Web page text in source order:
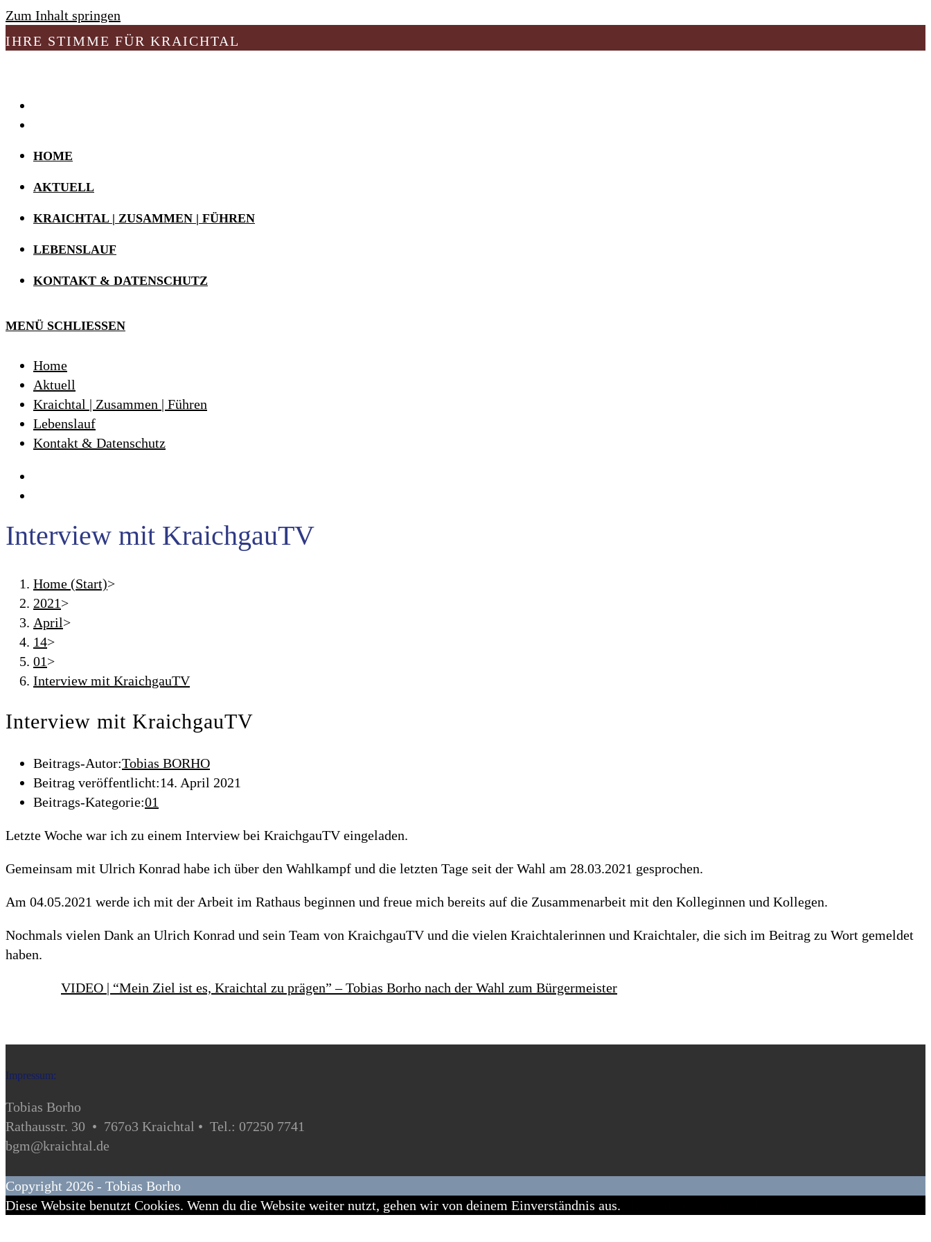
Zum Inhalt springen
IHRE STIMME FÜR KRAICHTAL
HOME
AKTUELL
KRAICHTAL | ZUSAMMEN | FÜHREN
LEBENSLAUF
KONTAKT & DATENSCHUTZ
MENÜ SCHLIESSEN
Home
Aktuell
Kraichtal | Zusammen | Führen
Lebenslauf
Kontakt & Datenschutz
Interview mit KraichgauTV
Home (Start)>
2021>
April>
14>
01>
Interview mit KraichgauTV
Interview mit KraichgauTV
Beitrags-Autor:Tobias BORHO
Beitrag veröffentlicht:14. April 2021
Beitrags-Kategorie:01
Letzte Woche war ich zu einem Interview bei KraichgauTV eingeladen.
Gemeinsam mit Ulrich Konrad habe ich über den Wahlkampf und die letzten Tage seit der Wahl am 28.03.2021 gesprochen.
Am 04.05.2021 werde ich mit der Arbeit im Rathaus beginnen und freue mich bereits auf die Zusammenarbeit mit den Kolleginnen und Kollegen.
Nochmals vielen Dank an Ulrich Konrad und sein Team von KraichgauTV und die vielen Kraichtalerinnen und Kraichtaler, die sich im Beitrag zu Wort gemeldet
haben.
VIDEO | “Mein Ziel ist es, Kraichtal zu prägen” – Tobias Borho nach der Wahl zum Bürgermeister
Impressum:
Tobias Borho
Rathausstr. 30 • 767o3 Kraichtal • Tel.: 07250 7741
bgm@kraichtal.de
Copyright 2026 - Tobias Borho
Diese Website benutzt Cookies. Wenn du die Website weiter nutzt, gehen wir von deinem Einverständnis aus.